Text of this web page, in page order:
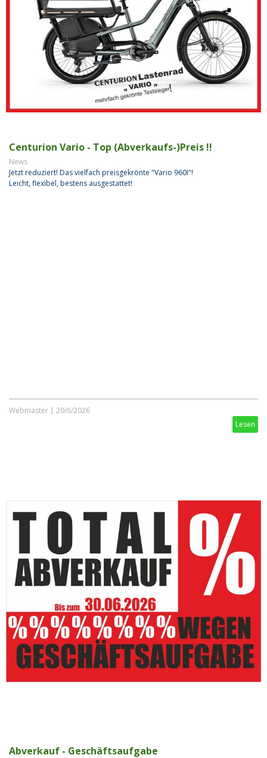
Centurion Vario - Top (Abverkaufs-)Preis !!
News
Jetzt reduziert! Das vielfach preisgekrönte "Vario 960I"!
Leicht, flexibel, bestens ausgestattet!
Webmaster | 20/6/2026
Lesen
Abverkauf - Geschäftsaufgabe